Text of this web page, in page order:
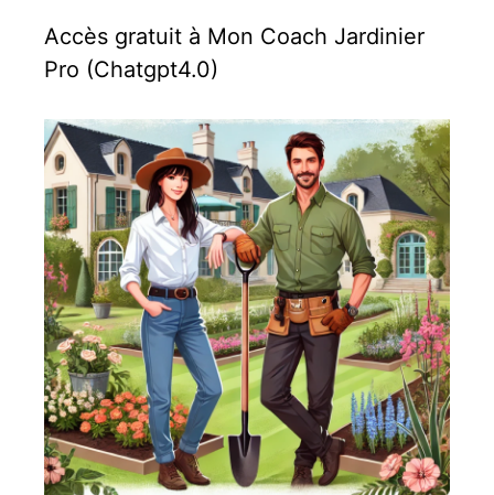
Accès gratuit à Mon Coach Jardinier
Pro (Chatgpt4.0)